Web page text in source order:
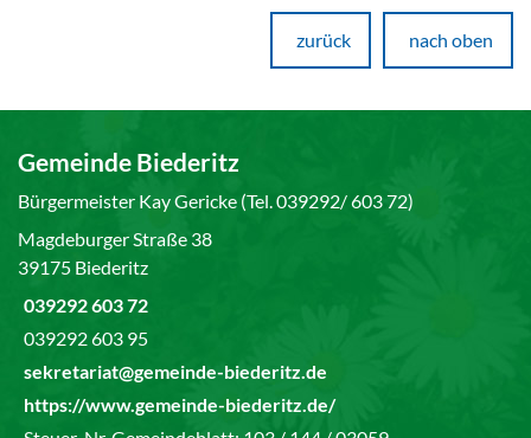
zurück nach oben
Gemeinde Biederitz
Bürgermeister Kay Gericke (Tel. 039292/ 603 72)
Magdeburger Straße 38
39175 Biederitz
039292 603 72
039292 603 95
sekretariat@gemeinde-biederitz.de
https://www.gemeinde-biederitz.de/